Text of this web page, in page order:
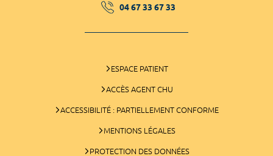
04 67 33 67 33
ESPACE PATIENT
ACCÈS AGENT CHU
ACCESSIBILITÉ : PARTIELLEMENT CONFORME
MENTIONS LÉGALES
PROTECTION DES DONNÉES